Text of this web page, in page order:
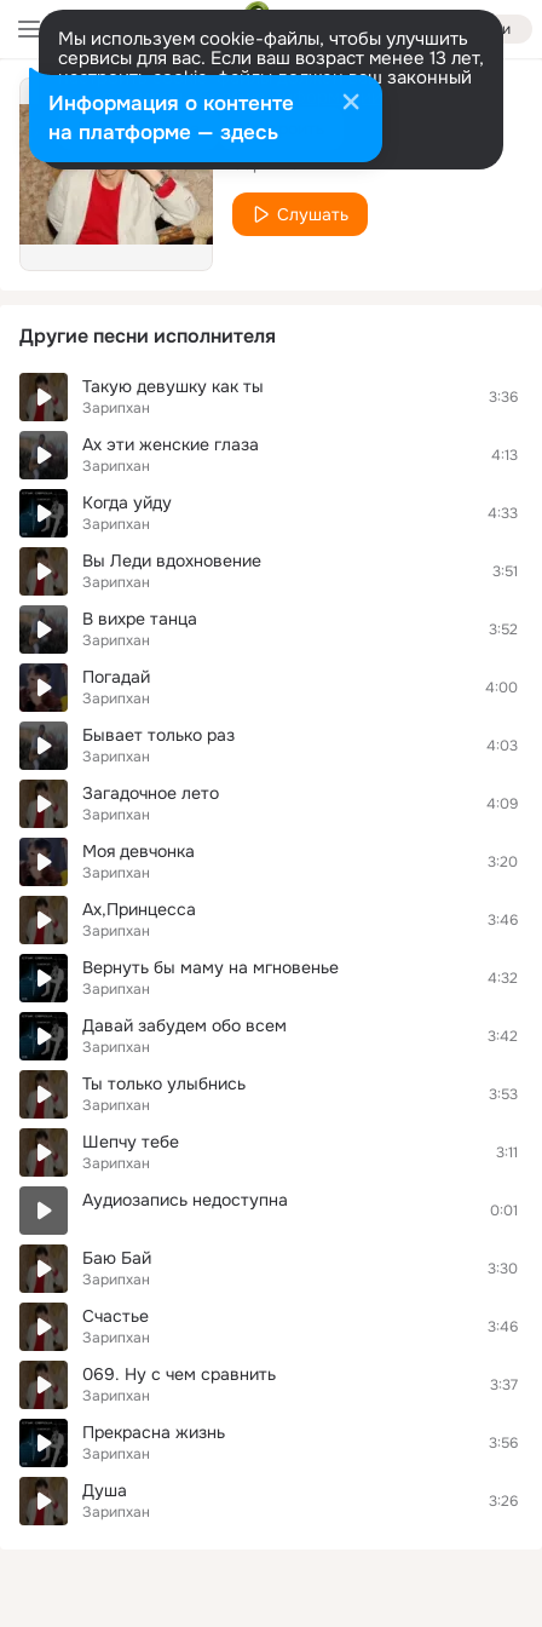
Войти
Мы используем cookie-файлы, чтобы улучшить
сервисы для вас. Если ваш возраст менее 13 лет,
настроить cookie-файлы должен ваш законный
представитель. Больше информации
Разрешить все Настроить
Без тебя нет меня
Зарипхан
Слушать
Другие песни исполнителя
Такую девушку как ты
Зарипхан
3:36
Ах эти женские глаза
Зарипхан
4:13
Когда уйду
Зарипхан
4:33
Вы Леди вдохновение
Зарипхан
3:51
В вихре танца
Зарипхан
3:52
Погадай
Зарипхан
4:00
Бывает только раз
Зарипхан
4:03
Загадочное лето
Зарипхан
4:09
Моя девчонка
Зарипхан
3:20
Ах,Принцесса
Зарипхан
3:46
Вернуть бы маму на мгновенье
Зарипхан
4:32
Давай забудем обо всем
Зарипхан
3:42
Ты только улыбнись
Зарипхан
3:53
Шепчу тебе
Зарипхан
3:11
Аудиозапись недоступна 0:01
Баю Бай
Зарипхан
3:30
Счастье
Зарипхан
3:46
069. Ну с чем сравнить
Зарипхан
3:37
Прекрасна жизнь
Зарипхан
3:56
Душа
Зарипхан
3:26
Информация о контенте
на платформе — здесь